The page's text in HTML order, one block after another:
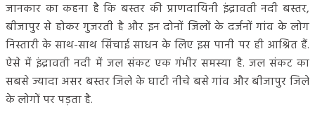
जानकार का कहना है कि बस्तर की प्राणदायिनी इंद्रावती नदी बस्तर,
बीजापुर से होकर गुजरती है और इन दोनों जिलों के दर्जनों गांव के लोग
निस्तारी के साथ-साथ सिंचाई साधन के लिए इस पानी पर ही आश्रित हैं.
ऐसे में इंद्रावती नदी में जल संकट एक गंभीर समस्या है. जल संकट का
सबसे ज्यादा असर बस्तर जिले के घाटी नीचे बसे गांव और बीजापुर जिले
के लोगों पर पड़ता है.